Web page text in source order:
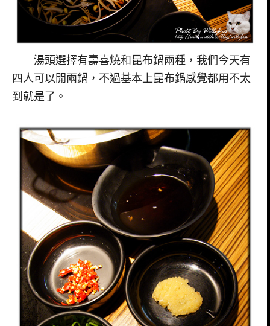
湯頭選擇有壽喜燒和昆布鍋兩種，我們今天有
四人可以開兩鍋，不過基本上昆布鍋感覺都用不太
到就是了。